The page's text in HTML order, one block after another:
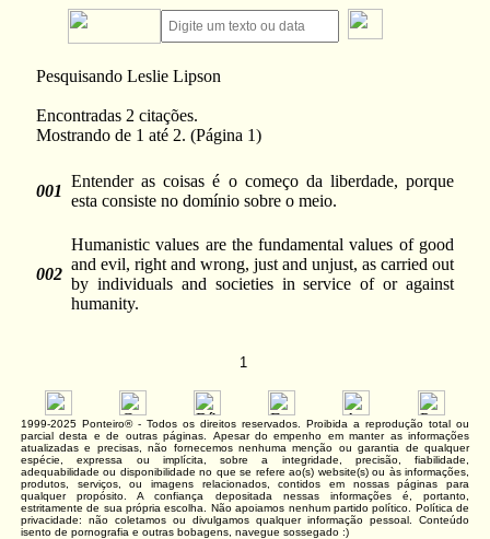
Pesquisando Leslie Lipson
Encontradas 2 citações.
Mostrando de 1 até 2. (Página 1)
001
Entender as coisas é o começo da liberdade, porque
esta consiste no domínio sobre o meio.
002
Humanistic values are the fundamental values of good
and evil, right and wrong, just and unjust, as carried out
by individuals and societies in service of or against
humanity.
1
1999-2025 Ponteiro® - Todos os direitos reservados. Proibida a reprodução total ou
parcial desta e de outras páginas. Apesar do empenho em manter as informações
atualizadas e precisas, não fornecemos nenhuma menção ou garantia de qualquer
espécie, expressa ou implícita, sobre a integridade, precisão, fiabilidade,
adequabilidade ou disponibilidade no que se refere ao(s) website(s) ou às informações,
produtos, serviços, ou imagens relacionados, contidos em nossas páginas para
qualquer propósito. A confiança depositada nessas informações é, portanto,
estritamente de sua própria escolha. Não apoiamos nenhum partido político. Política de
privacidade: não coletamos ou divulgamos qualquer informação pessoal. Conteúdo
isento de pornografia e outras bobagens, navegue sossegado :)